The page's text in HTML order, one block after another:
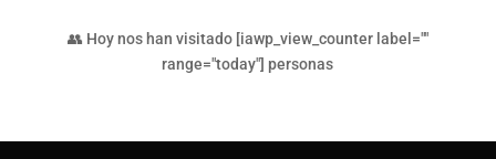
👥 Hoy nos han visitado [iawp_view_counter label=""
range="today"] personas